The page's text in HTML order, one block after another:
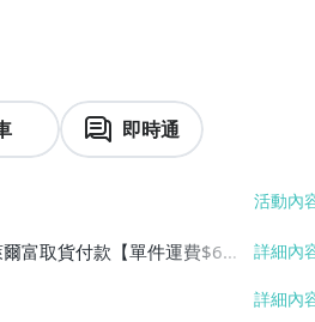
即時通
富取貨付款【單件運費$6